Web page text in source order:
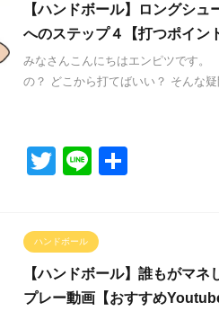
【ハンドボール】ロングシ
へのステップ４【打つポイン
みなさんこんにちはエンピツです
の？ どこから打てばいい？ そんな
T
er
Li
ハンドボール
【ハンドボール】誰もがマ
プレー動画【おすすめ